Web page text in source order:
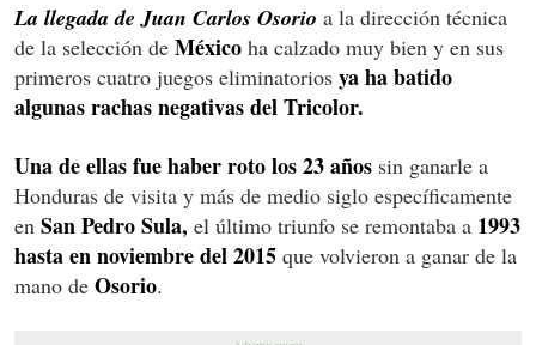
La llegada de Juan Carlos Osorio a la dirección técnica
de la selección de México ha calzado muy bien y en sus
primeros cuatro juegos eliminatorios ya ha batido
algunas rachas negativas del Tricolor.
Una de ellas fue haber roto los 23 años sin ganarle a
Honduras de visita y más de medio siglo específicamente
en San Pedro Sula, el último triunfo se remontaba a 1993
hasta en noviembre del 2015 que volvieron a ganar de la
mano de Osorio.